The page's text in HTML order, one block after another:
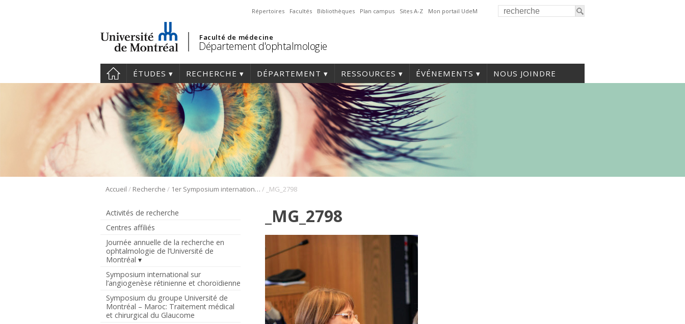
Répertoires Facultés Bibliothèques Plan campus Sites A-Z Mon portail UdeM
Faculté de médecine
Département d'ophtalmologie
ÉTUDES RECHERCHE DÉPARTEMENT RESSOURCES ÉVÉNEMENTS NOUS JOINDRE
Accueil / Recherche / 1er Symposium international en médecine régénérative de la cornée / _MG_2798
Activités de recherche
Centres affiliés
Journée annuelle de la recherche en
ophtalmologie de l’Université de
Montréal
Symposium international sur
l’angiogenèse rétinienne et choroïdienne
Symposium du groupe Université de
Montréal – Maroc: Traitement médical
et chirurgical du Glaucome
_MG_2798